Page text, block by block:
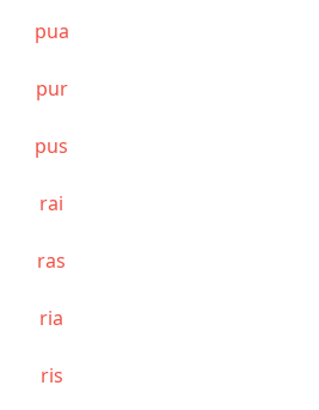
pua
pur
pus
rai
ras
ria
ris